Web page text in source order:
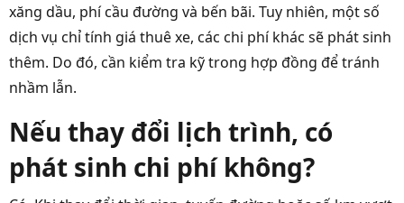
xăng dầu, phí cầu đường và bến bãi. Tuy nhiên, một số
dịch vụ chỉ tính giá thuê xe, các chi phí khác sẽ phát sinh
thêm. Do đó, cần kiểm tra kỹ trong hợp đồng để tránh
nhầm lẫn.
Nếu thay đổi lịch trình, có
phát sinh chi phí không?